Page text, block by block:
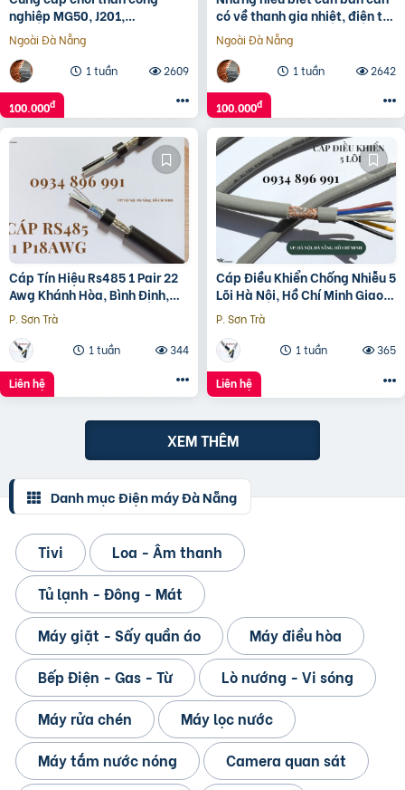
nghiệp MG50, J201,
J164,D172, CH33N, D374N…
Ngoài Đà Nẵng
1 tuần
2609
100.000đ
có về thanh gia nhiệt, điện trở
nhiệt
Ngoài Đà Nẵng
1 tuần
2642
100.000đ
Cáp Tín Hiệu Rs485 1 Pair 22
Awg Khánh Hòa, Bình Định,
Gia Lai
P. Sơn Trà
1 tuần
344
Liên hệ
Cáp Điều Khiển Chống Nhiễu 5
Lõi Hà Nội, Hồ Chí Minh Giao
Ngay
P. Sơn Trà
1 tuần
365
Liên hệ
XEM THÊM
Danh mục Điện máy Đà Nẵng
Tivi
Loa - Âm thanh
Tủ lạnh - Đông - Mát
Máy giặt - Sấy quần áo
Máy điều hòa
Bếp Điện - Gas - Từ
Lò nướng - Vi sóng
Máy rửa chén
Máy lọc nước
Máy tắm nước nóng
Camera quan sát